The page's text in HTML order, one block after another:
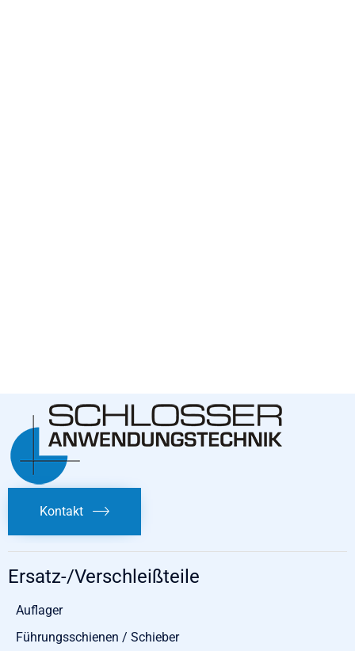
Kontakt
Ersatz-/Verschleißteile
Auflager
Führungsschienen / Schieber